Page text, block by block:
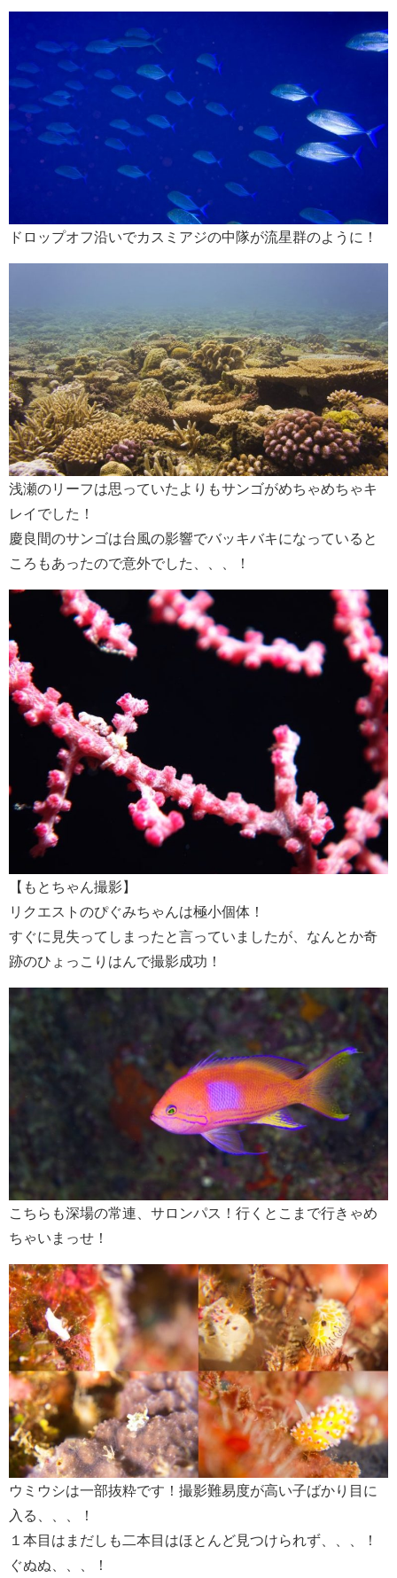
ドロップオフ沿いでカスミアジの中隊が流星群のように！
浅瀬のリーフは思っていたよりもサンゴがめちゃめちゃキ
レイでした！
慶良間のサンゴは台風の影響でバッキバキになっていると
ころもあったので意外でした、、、！
【もとちゃん撮影】
リクエストのぴぐみちゃんは極小個体！
すぐに見失ってしまったと言っていましたが、なんとか奇
跡のひょっこりはんで撮影成功！
こちらも深場の常連、サロンパス！行くとこまで行きゃめ
ちゃいまっせ！
ウミウシは一部抜粋です！撮影難易度が高い子ばかり目に
入る、、、！
１本目はまだしも二本目はほとんど見つけられず、、、！
ぐぬぬ、、、！